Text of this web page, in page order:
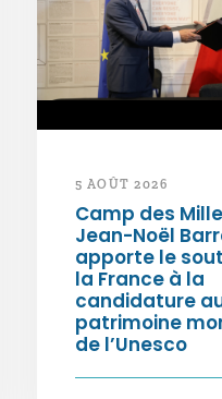
5 AOÛT 2026
Camp des
Jean-Noël
apporte le
la France à la
candidature
patrimoine
de l’Unesco